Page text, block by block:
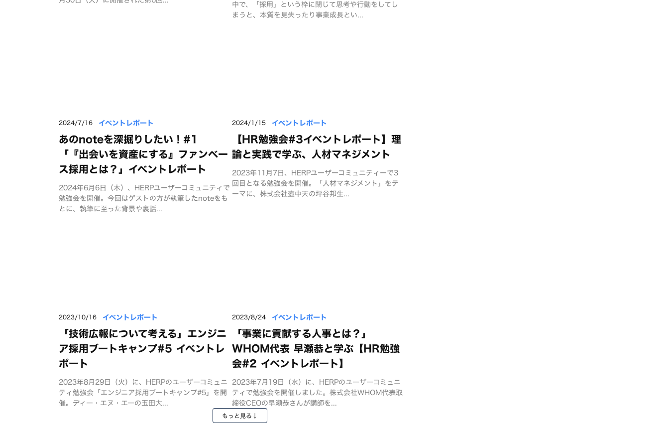
中で、「採用」という枠に閉じて思考や行動をしてし
まうと、本質を見失ったり事業成長とい...
2024/7/16 イベントレポート
あのnoteを深掘りしたい！#1
「『出会いを資産にする』ファンベー
ス採用とは？」イベントレポート
2024年6月6日（木）、HERPユーザーコミュニティで
勉強会を開催。今回はゲストの方が執筆したnoteをも
とに、執筆に至った背景や裏話...
2024/1/15 イベントレポート
【HR勉強会#3イベントレポート】理
論と実践で学ぶ、人材マネジメント
2023年11月7日、HERPユーザーコミュニティーで3
回目となる勉強会を開催。「人材マネジメント」をテ
ーマに、株式会社壺中天の坪谷邦生...
2023/10/16 イベントレポート
「技術広報について考える」エンジニ
ア採用ブートキャンプ#5 イベントレ
ポート
2023年8月29日（火）に、HERPのユーザーコミュニ
ティ勉強会「エンジニア採用ブートキャンプ#5」を開
催。ディー・エヌ・エーの玉田大...
2023/8/24 イベントレポート
「事業に貢献する人事とは？」
WHOM代表 早瀬恭と学ぶ【HR勉強
会#2 イベントレポート】
2023年7月19日（水）に、HERPのユーザーコミュニ
ティで勉強会を開催しました。株式会社WHOM代表取
締役CEOの早瀬恭さんが講師を...
もっと見る↓